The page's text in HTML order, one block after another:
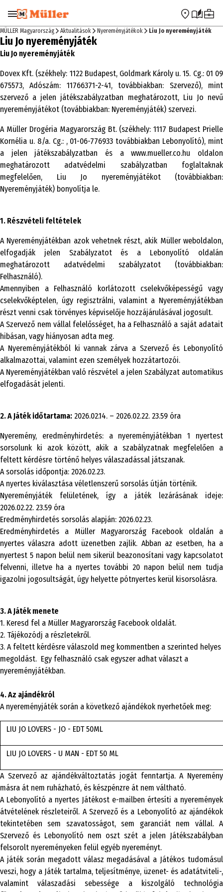
Ugrás a navigációra Ugrás a fő tartalomra
MÜLLER Magyarország Aktualitások Nyereményjátékok Liu Jo nyereményjáték
Liu Jo nyereményjáték
Liu Jo nyereményjáték
Dovex Kft. (székhely: 1122 Budapest, Goldmark Károly u. 15. Cg.: 01 09
675573, Adószám: 11766371-2-41, továbbiakban: Szervező), mint
szervező a jelen játékszabályzatban meghatározott, Liu Jo nevű
nyereményjátékot (továbbiakban: Nyereményjáték) szervezi.
A Müller Drogéria Magyarország Bt. (székhely: 1117 Budapest Prielle
Kornélia u. 8/a. Cg.: , 01-06-776933 továbbiakban Lebonyolító), mint
a jelen játékszabályzatban és a www.mueller.co.hu oldalon
meghatározott adatvédelmi szabályzatban foglaltaknak
megfelelően, Liu Jo nyereményjátékot (továbbiakban:
Nyereményjáték) bonyolítja le.
1. Részvételi feltételek
A Nyereményjátékban azok vehetnek részt, akik Müller weboldalon,
elfogadják jelen Szabályzatot és a Lebonyolító oldalán
meghatározott adatvédelmi szabályzatot (továbbiakban:
Felhasználó).
Amennyiben a Felhasználó korlátozott cselekvőképességű vagy
cselekvőképtelen, úgy regisztrálni, valamint a Nyereményjátékban
részt venni csak törvényes képviselője hozzájárulásával jogosult.
A Szervező nem vállal felelősséget, ha a Felhasználó a saját adatait
hibásan, vagy hiányosan adta meg.
A Nyereményjátékból ki vannak zárva a Szervező és Lebonyolító
alkalmazottai, valamint ezen személyek hozzátartozói.
A Nyereményjátékban való részvétel a jelen Szabályzat automatikus
elfogadását jelenti.
2. A Játék időtartama: 2026.02.14. – 2026.02.22. 23.59 óra
Nyeremény, eredményhirdetés: a nyereményjátékban 1 nyertest
sorsolunk ki azok között, akik a szabályzatnak megfelelően a
feltett kérdésre történő helyes válaszadással játszanak.
A sorsolás időpontja: 2026.02.23.
A nyertes kiválasztása véletlenszerű sorsolás útján történik.
Nyereményjáték felületének, így a játék lezárásának ideje:
2026.02.22. 23.59 óra
Eredményhirdetés sorsolás alapján: 2026.02.23.
Eredményhirdetés a Müller Magyarország Facebook oldalán a
nyertes válaszra adott üzenetben zajlik. Abban az esetben, ha a
nyertest 5 napon belül nem sikerül beazonosítani vagy kapcsolatot
felvenni, illetve ha a nyertes további 20 napon belül nem tudja
igazolni jogosultságát, úgy helyette pótnyertes kerül kisorsolásra.
3. A Játék menete
1. Keresd fel a Müller Magyarország Facebook oldalát.
2. Tájékozódj a részletekről.
3. A feltett kérdésre válaszold meg kommentben a szerinted helyes
megoldást. Egy felhasználó csak egyszer adhat választ a
nyereményjátékban.
4. Az ajándékról
A nyereményjáték során a következő ajándékok nyerhetőek meg:
LIU JO LOVERS - JO - EDT 50ML
LIU JO LOVERS - U MAN - EDT 50 ML
A Szervező az ajándékváltoztatás jogát fenntartja. A Nyeremény
másra át nem ruházható, és készpénzre át nem váltható.
A Lebonyolító a nyertes Játékost e-mailben értesíti a nyeremények
átvételének részleteiről. A Szervező és a Lebonyolító az ajándékok
tekintetében sem szavatosságot, sem garanciát nem vállal. A
Szervező és Lebonyolító nem oszt szét a jelen Játékszabályban
felsorolt nyereményeken felül egyéb nyereményt.
A játék során megadott válasz megadásával a Játékos tudomásul
veszi, hogy a Játék tartalma, teljesítménye, üzenet- és adatátviteli-,
valamint válaszadási sebessége a kiszolgáló technológia